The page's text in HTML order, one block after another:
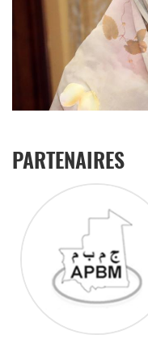
PARTENAIRES